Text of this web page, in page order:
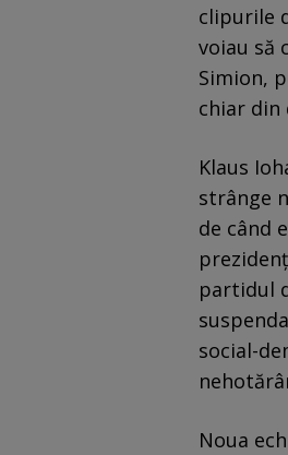
clipurile
voiau să
Simion,
chiar din
Klaus
strânge
de când
partidul
social-
Noua